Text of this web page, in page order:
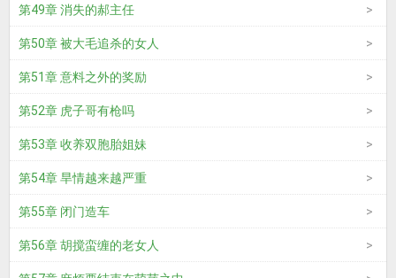
第49章 消失的郝主任
第50章 被大毛追杀的女人
第51章 意料之外的奖励
第52章 虎子哥有枪吗
第53章 收养双胞胎姐妹
第54章 旱情越来越严重
第55章 闭门造车
第56章 胡搅蛮缠的老女人